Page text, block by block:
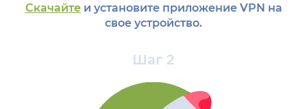
Скачайтеи установите приложение VPN на
свое устройство.
Шаг 2